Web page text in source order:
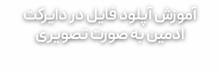
آموزش آپلود فایل در دایرکت
ادمین به صورت تصویری